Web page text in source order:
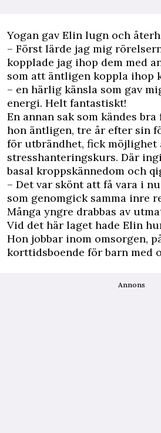
Yogan gav Elin lugn och
– Först lärde jag mig
kopplade jag ihop dem med
som att äntligen koppla ihop
– en härlig känsla som gav
energi. Helt fantastiskt!
En annan sak som kändes
hon äntligen, tre år efter sin
för utbrändhet, fick möjlighet
stresshanteringskurs. Där
basal kroppskännedom och
– Det var skönt att få vara i
som genomgick samma inre
Många yngre drabbas av
Vid det här laget hade Elin
Hon jobbar inom omsorgen,
korttidsboende för barn med
Annons